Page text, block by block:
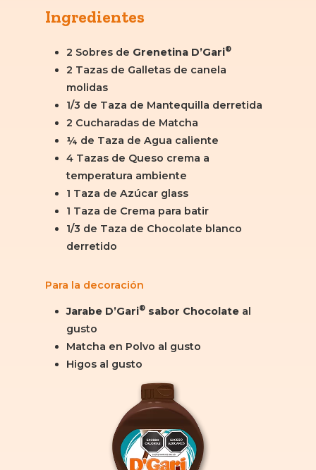
Ingredientes
2 Sobres de Grenetina D’Gari®
2 Tazas de Galletas de canela
molidas
1/3 de Taza de Mantequilla derretida
2 Cucharadas de Matcha
¼ de Taza de Agua caliente
4 Tazas de Queso crema a
temperatura ambiente
1 Taza de Azúcar glass
1 Taza de Crema para batir
1/3 de Taza de Chocolate blanco
derretido
Para la decoración
Jarabe D’Gari® sabor Chocolate al
gusto
Matcha en Polvo al gusto
Higos al gusto